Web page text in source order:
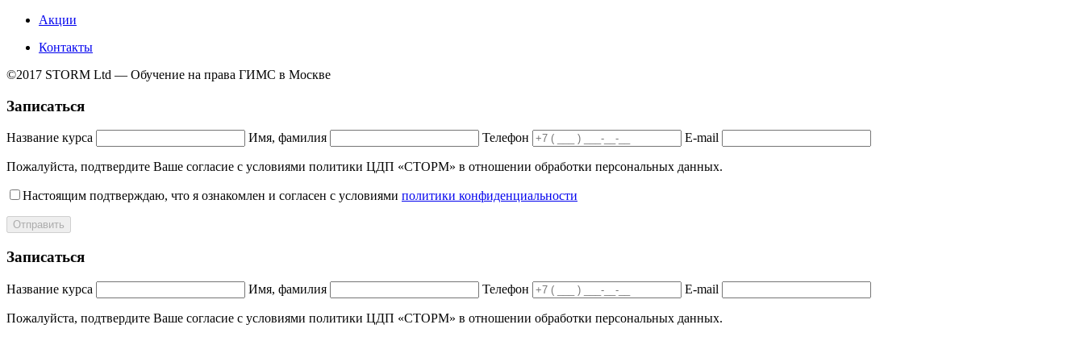
Акции
Контакты
©2017 STORM Ltd — Обучение на права ГИМС в Москве
Записаться
Название курса Имя, фамилия Телефон E-mail
Пожалуйста, подтвердите Ваше согласие с условиями политики ЦДП «СТОРМ» в отношении обработки персональных данных.
Настоящим подтверждаю, что я ознакомлен и согласен с условиями политики конфиденциальности
Отправить
Записаться
Название курса Имя, фамилия Телефон E-mail
Пожалуйста, подтвердите Ваше согласие с условиями политики ЦДП «СТОРМ» в отношении обработки персональных данных.